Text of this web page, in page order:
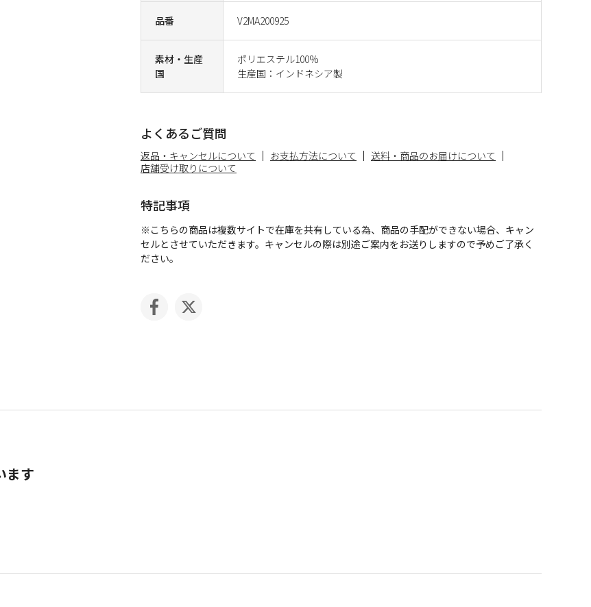
品番 V2MA200925
素材・生産
国
ポリエステル100%
生産国：インドネシア製
よくあるご質問
返品・キャンセルについて お支払方法について
送料・商品のお届けについて
店舗受け取りについて
特記事項
※こちらの商品は複数サイトで在庫を共有している為、商品の手配ができない場合、キャン
セルとさせていただきます。キャンセルの際は別途ご案内をお送りしますので予めご了承く
ださい。
ます